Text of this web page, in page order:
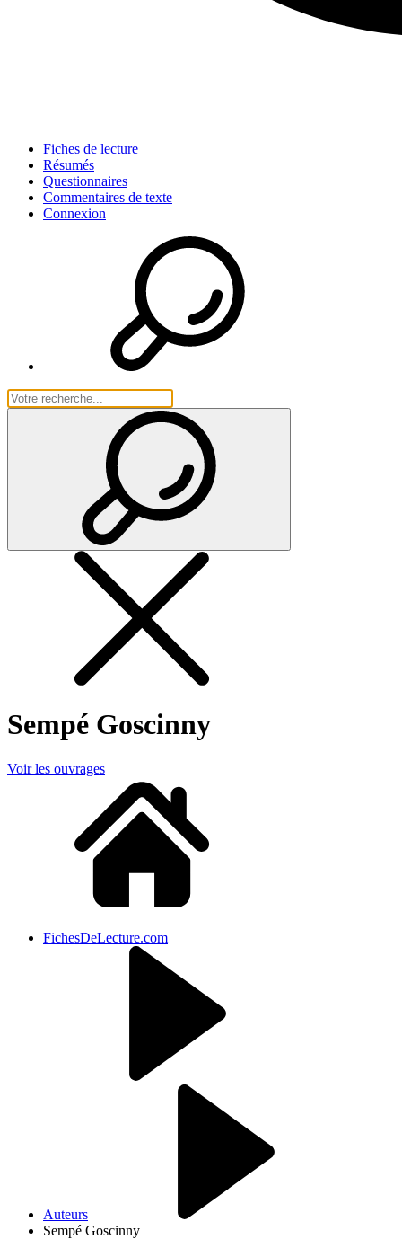
Fiches de lecture
Résumés
Questionnaires
Commentaires de texte
Connexion
Sempé Goscinny
Voir les ouvrages
FichesDeLecture.com
Auteurs
Sempé Goscinny